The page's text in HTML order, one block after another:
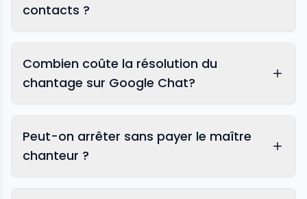
contacts ?
Combien coûte la résolution du
chantage sur Google Chat?
Peut-on arrêter sans payer le maître
chanteur ?